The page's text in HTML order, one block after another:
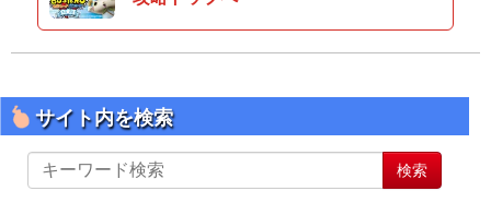
サイト内を検索
イ
検索